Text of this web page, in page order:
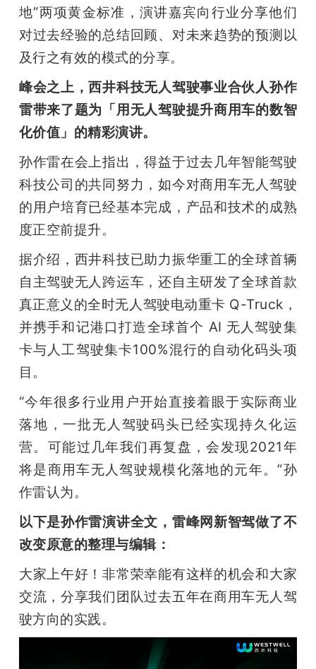
爱
机
地”两项黄金标准，演讲嘉宾向行业分享他们
对过去经验的总结回顾、对未来趋势的预测以
及行之有效的模式的分享。
峰会之上，西井科技无人驾驶事业合伙人孙作
雷带来了题为「用无人驾驶提升商用车的数智
化价值」的精彩演讲。
孙作雷在会上指出，得益于过去几年智能驾驶
科技公司的共同努力，如今对商用车无人驾驶
的用户培育已经基本完成，产品和技术的成熟
度正空前提升。
据介绍，西井科技已助力振华重工的全球首辆
自主驾驶无人跨运车，还自主研发了全球首款
真正意义的全时无人驾驶电动重卡 Q-Truck，
并携手和记港口打造全球首个 AI 无人驾驶集
卡与人工驾驶集卡100%混行的自动化码头项
目。
“今年很多行业用户开始直接着眼于实际商业
落地，一批无人驾驶码头已经实现持久化运
营。可能过几年我们再复盘，会发现2021年
将是商用车无人驾驶规模化落地的元年。”孙
作雷认为。
以下是孙作雷演讲全文，雷峰网新智驾做了不
改变原意的整理与编辑：
大家上午好！非常荣幸能有这样的机会和大家
交流，分享我们团队过去五年在商用车无人驾
驶方向的实践。